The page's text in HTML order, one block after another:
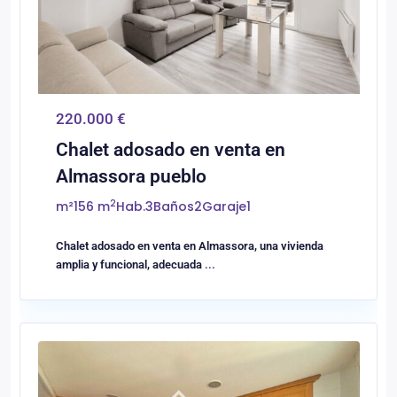
220.000 €
Chalet adosado en venta en
Almassora pueblo
m²156 m2Hab.3Baños2Garaje1
Chalet adosado en venta en Almassora, una vivienda
amplia y funcional, adecuada ...
0 Castellón/Castelló